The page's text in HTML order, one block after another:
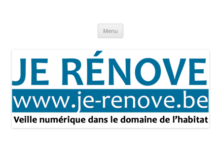
Menu